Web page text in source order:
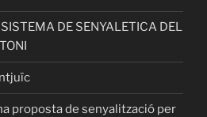
DE SENYALETICA DEL
proposta de senyalització per